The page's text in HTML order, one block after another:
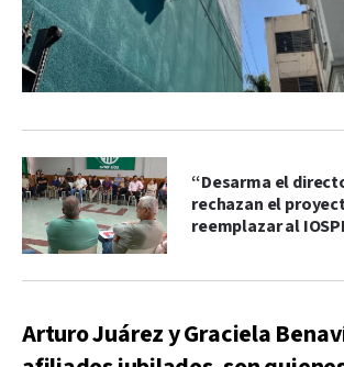
“Desarma el
rechazan el
reemplazar al
Arturo Juárez y Graciela